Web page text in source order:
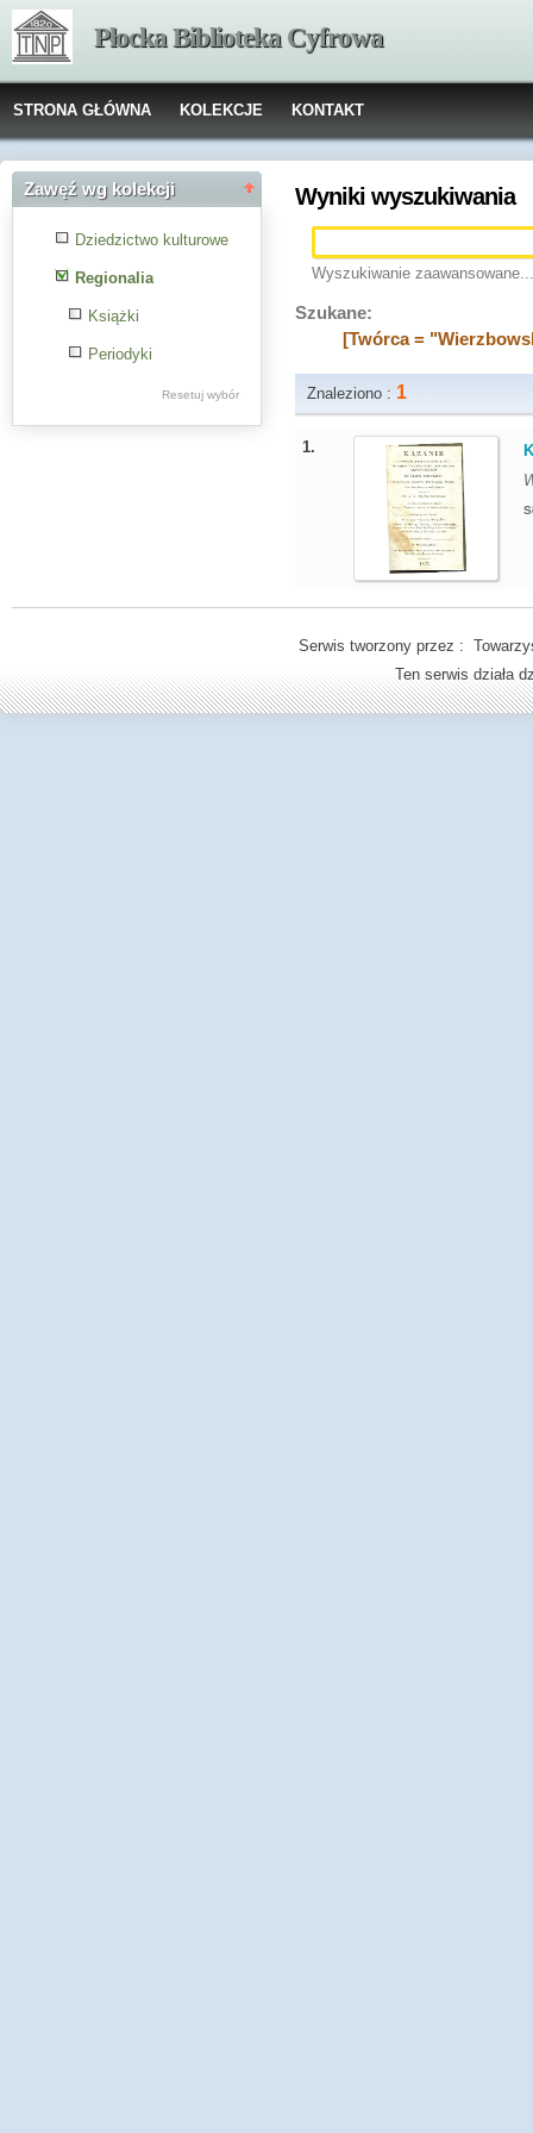
Płocka Biblioteka Cyfrowa
STRONA GŁÓWNA KOLEKCJE KONTAKT
Zawęź wg kolekcji
Dziedzictwo kulturowe
Regionalia
Książki
Periodyki
Resetuj wybór
Wyniki wyszukiwania
Wyszukiwanie zaawansowane...
Szukane:
[Twórca =
Znaleziono : 1
1.
Serwis tworzony przez :
Ten serwis działa